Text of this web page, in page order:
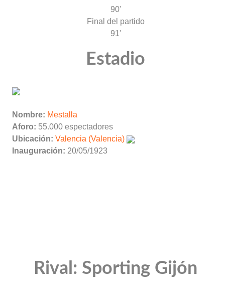
90'
Final del partido
91'
Estadio
Nombre: Mestalla
Aforo: 55.000 espectadores
Ubicación: Valencia (Valencia)
Inauguración: 20/05/1923
Rival: Sporting Gijón